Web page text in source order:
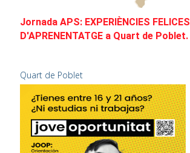
Jornada APS: EXPERIÈNCIES FELICES
D'APRENENTATGE a Quart de Poblet.
Quart de Poblet